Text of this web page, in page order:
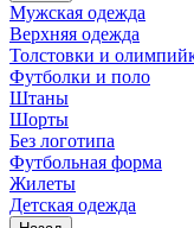
Мужская одежда
Верхняя одежда
Толстовки и
Футболки и поло
Штаны
Шорты
Без логотипа
Футбольная форма
Жилеты
Детская одежда